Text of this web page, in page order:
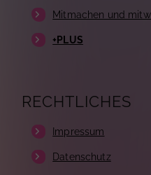
Mitmachen und
+PLUS
RECHTLICHES
Impressum
Datenschutz